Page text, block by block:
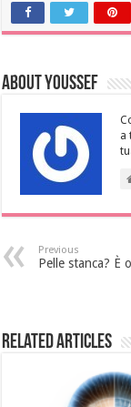
About Youssef
a
Previous
Pelle stanca? È
Related Articles